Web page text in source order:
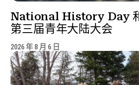
National History Day
第三届青年大陆大会
2026 年 8 月 6 日